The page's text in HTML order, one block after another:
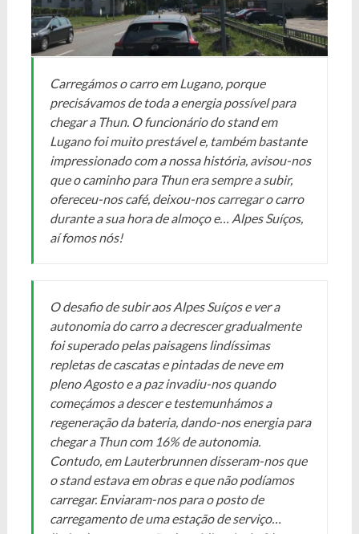
Carregámos o carro em Lugano, porque
precisávamos de toda a energia possível para
chegar a Thun. O funcionário do stand em
Lugano foi muito prestável e, também bastante
impressionado com a nossa história, avisou-nos
que o caminho para Thun era sempre a subir,
ofereceu-nos café, deixou-nos carregar o carro
durante a sua hora de almoço e… Alpes Suíços,
aí fomos nós!
O desafio de subir aos Alpes Suíços e ver a
autonomia do carro a decrescer gradualmente
foi superado pelas paisagens lindíssimas
repletas de cascatas e pintadas de neve em
pleno Agosto e a paz invadiu-nos quando
começámos a descer e testemunhámos a
regeneração da bateria, dando-nos energia para
chegar a Thun com 16% de autonomia.
Contudo, em Lauterbrunnen disseram-nos que
o stand estava em obras e que não podíamos
carregar. Enviaram-nos para o posto de
carregamento de uma estação de serviço…